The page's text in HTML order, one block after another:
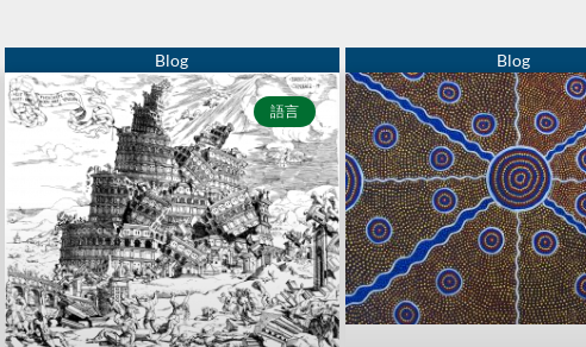
語言
PagePagePage